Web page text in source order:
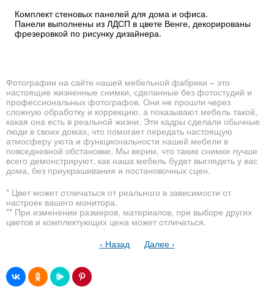
Комплект стеновых панелей для дома и офиса.
Панели выполнены из ЛДСП в цвете Венге, декорированы
фрезеровкой по рисунку дизайнера.
Фотографии на сайте нашей мебельной фабрики – это
настоящие жизненные снимки, сделанные без фотостудий и
профессиональных фотографов. Они не прошли через
сложную обработку и коррекцию, а показывают мебель такой,
какая она есть в реальной жизни. Эти кадры сделали обычные
люди в своих домах, что помогает передать настоящую
атмосферу уюта и функциональности нашей мебели в
повседневной обстановке. Мы верим, что такие снимки лучше
всего демонстрируют, как наша мебель будет выглядеть у вас
дома, без приукрашивания и постановочных сцен.
* Цвет может отличаться от реального в зависимости от
настроек вашего монитора.
** При изменении размеров, материалов, при выборе других
цветов и комплектующих цена может отличаться.
‹ Назад
Далее ›